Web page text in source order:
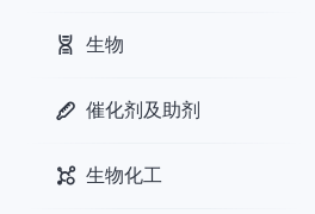
生物
催化剂及助剂
生物化工